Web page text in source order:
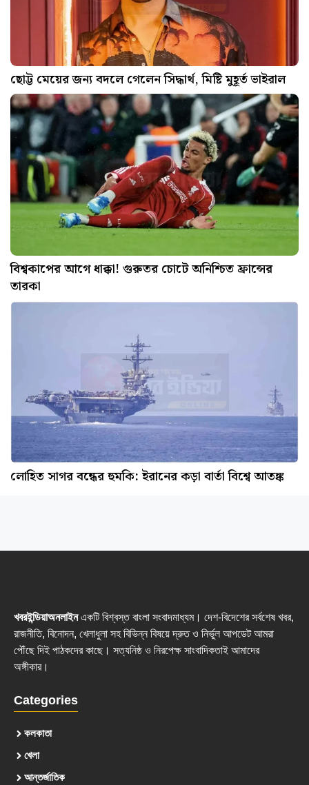
ছোট্ট মেয়ের জন্য বদলে গেলেন সিদ্ধার্থ, মিষ্টি মুহূর্ত ভাইরাল
বিশ্বকাপের আগে ধাক্কা! গুরুতর চোটে অনিশ্চিত ফ্রান্সের
তারকা
লোহিত সাগর বন্ধের হুমকি: ইরানের কড়া বার্তা বিশ্বে আতঙ্ক
খবরইন্ডিয়াঅনলাইনএকটি বিশ্বস্ত বাংলা সংবাদমাধ্যম। দেশ-বিদেশের সর্বশেষ খবর,
রাজনীতি, বিনোদন, খেলাধুলা সহ বিভিন্ন বিষয়ে দ্রুত ও নির্ভুল আপডেট আমরা
পৌঁছে দিই পাঠকদের কাছে। সত্যনিষ্ঠ ও নিরপেক্ষ সাংবাদিকতাই আমাদের
অঙ্গীকার।
Categories
কলকাতা
খেলা
আন্তর্জাতিক